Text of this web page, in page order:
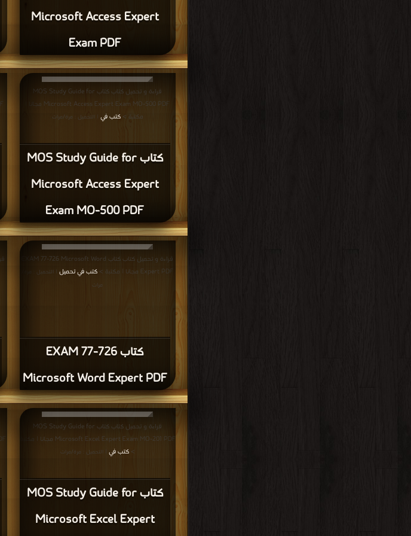
Microsoft Access Expert
Exam PDF
كتاب MOS Study Guide for
Microsoft Access Expert
Exam MO-500 PDF
قراءة و تحميل كتاب كتاب MOS Study Guide for
Microsoft Access Expert Exam MO-500 PDF مجانا |
مكتبة >كتب في | التحميل : مرة/مرات
كتاب EXAM 77-726
Microsoft Word Expert PDF
قراءة و تحميل كتاب كتاب EXAM 77-726 Microsoft Word
Expert PDF مجانا | مكتبة >
كتب في تحميل
| التحميل : مرة/
مرات
كتاب MOS Study Guide for
Microsoft Excel Expert
قراءة و تحميل كتاب كتاب MOS Study Guide for
Microsoft Excel Expert Exam MO-201 PDF مجانا | مكتبة
>كتب في | التحميل : مرة/مرات